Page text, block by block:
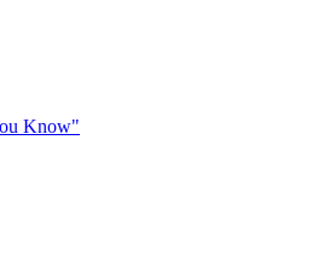
Know"